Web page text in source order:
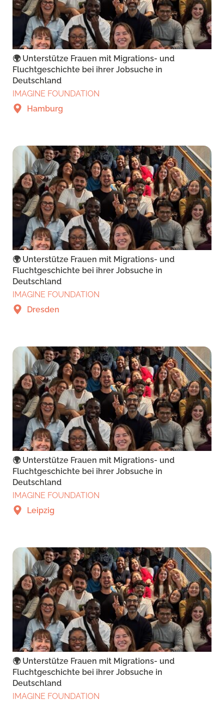
🌍 Unterstütze Frauen mit Migrations- und
Fluchtgeschichte bei ihrer Jobsuche in
Deutschland
IMAGINE FOUNDATION
Hamburg
🌍 Unterstütze Frauen mit Migrations- und
Fluchtgeschichte bei ihrer Jobsuche in
Deutschland
IMAGINE FOUNDATION
Dresden
🌍 Unterstütze Frauen mit Migrations- und
Fluchtgeschichte bei ihrer Jobsuche in
Deutschland
IMAGINE FOUNDATION
Leipzig
🌍 Unterstütze Frauen mit Migrations- und
Fluchtgeschichte bei ihrer Jobsuche in
Deutschland
IMAGINE FOUNDATION